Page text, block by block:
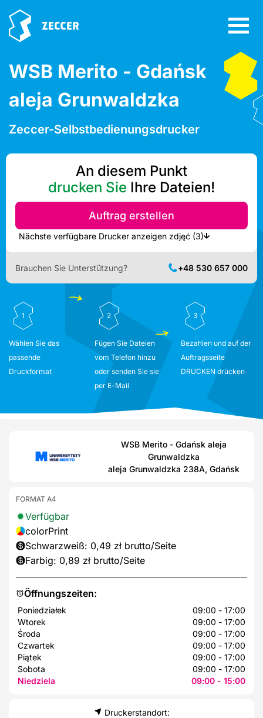
WSB Merito - Gdańsk
aleja Grunwaldzka
Zeccer-Selbstbedienungsdrucker
An diesem Punkt
drucken Sie Ihre Dateien!
Auftrag erstellen
Nächste verfügbare Drucker anzeigen zdjęć (3)
Brauchen Sie Unterstützung? +48 530 657 000
1
Wählen Sie das
passende
Druckformat
2
Fügen Sie Dateien
vom Telefon hinzu
oder senden Sie sie
per E-Mail
3
Bezahlen und auf der
Auftragsseite
DRUCKEN drücken
WSB Merito - Gdańsk aleja
Grunwaldzka
aleja Grunwaldzka 238A, Gdańsk
Öffnungszeiten:
Poniedziałek
09:00 - 17:00
Wtorek
09:00 - 17:00
Środa
09:00 - 17:00
Czwartek
09:00 - 17:00
Piątek
09:00 - 17:00
Sobota
09:00 - 17:00
Niedziela
09:00 - 15:00
FORMAT A4
Verfügbar
colorPrint
Schwarzweiß: 0,49 zł brutto/Seite
Farbig: 0,89 zł brutto/Seite
Druckerstandort: